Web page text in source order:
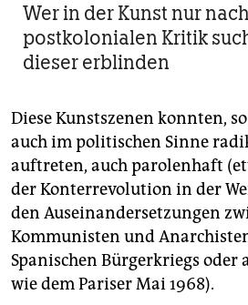
Wer in der Kunst nur
postkolonialen Kritik
dieser erblinden
Diese Kunstszenen konnten,
auch im politischen Sinne
auftreten, auch parolenhaft
der Konterrevolution in der
den Auseinandersetzungen
Kommunisten und
Spanischen Bürgerkriegs oder
wie dem Pariser Mai 1968).